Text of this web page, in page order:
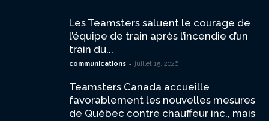
Les Teamsters saluent le courage de
l’équipe de train après l’incendie d’un
train du...
communications - juillet 15, 2026
Teamsters Canada accueille
favorablement les nouvelles mesures
de Québec contre chauffeur inc., mais